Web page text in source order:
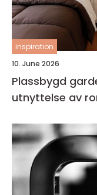
inspiration
10. June 2026
Plassbygd
utnyttelse av